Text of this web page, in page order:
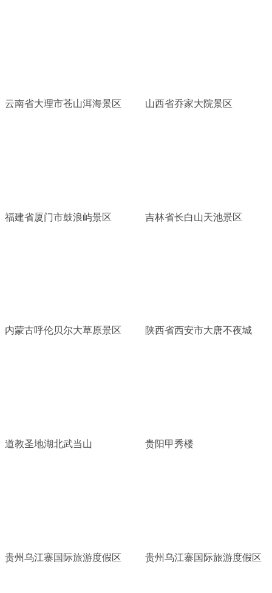
云南省大理市苍山洱海景区 山西省乔家大院景区
福建省厦门市鼓浪屿景区 吉林省长白山天池景区
内蒙古呼伦贝尔大草原景区 陕西省西安市大唐不夜城
道教圣地湖北武当山 贵阳甲秀楼
贵州乌江寨国际旅游度假区 贵州乌江寨国际旅游度假区